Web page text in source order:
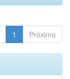
1 Próximo